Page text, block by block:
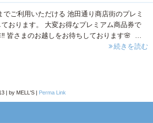
ご利用いただける 池田通り商店街のプレミ
おります。 大変お得なプレミアム商品券で
皆さまのお越しをお待ちしております🌸 …
続きを読む
| by MELL'S | Perma Link